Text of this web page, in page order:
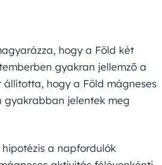
hogy a Föld két
gyakran jellemző a
állította, hogy a Föld mágneses
gyakrabban jelentek meg
a napfordulók